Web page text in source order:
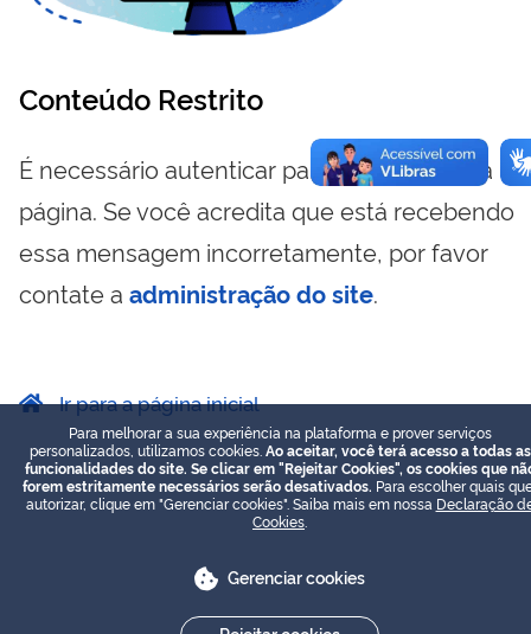
Conteúdo Restrito
É necessário autenticar para visualizar essa
página. Se você acredita que está recebendo
essa mensagem incorretamente, por favor
contate a administração do site.
Ir para a página inicial
Para melhorar a sua experiência na plataforma e prover serviços
personalizados, utilizamos cookies. Ao aceitar, você terá acesso a todas as
funcionalidades do site. Se clicar em "Rejeitar Cookies", os cookies que
forem estritamente necessários serão desativados. Para escolher quais
autorizar, clique em "Gerenciar cookies". Saiba mais em nossa Declaração
Cookies
Gerenciar cookies